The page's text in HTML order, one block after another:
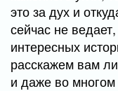
это за дух и
сейчас не
интересных
расскажем вам
и даже во